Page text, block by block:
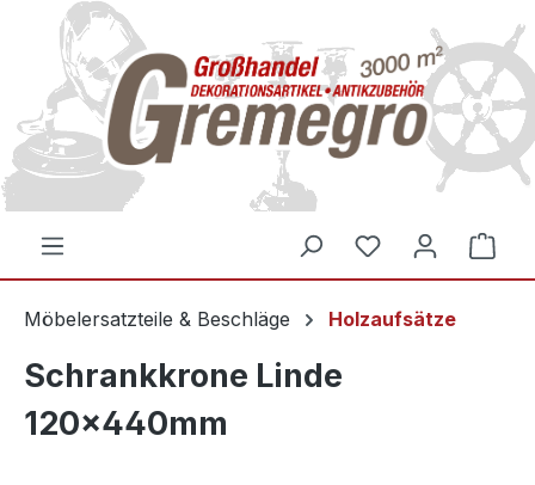
springen
Möbelersatzteile & Beschläge Holzaufsätze
Schrankkrone Linde
120x440mm